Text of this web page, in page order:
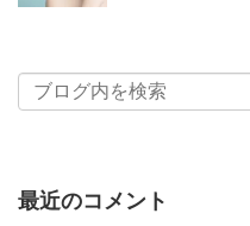
最近のコメント